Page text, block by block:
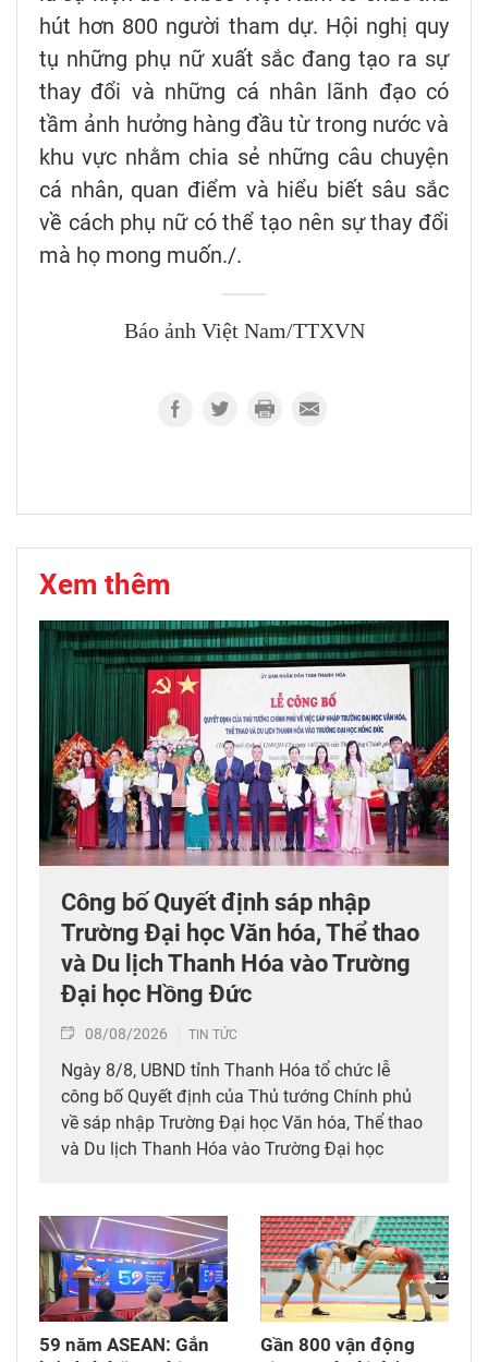
hút hơn 800 người tham dự. Hội nghị quy
tụ những phụ nữ xuất sắc đang tạo ra sự
thay đổi và những cá nhân lãnh đạo có
tầm ảnh hưởng hàng đầu từ trong nước và
khu vực nhằm chia sẻ những câu chuyện
cá nhân, quan điểm và hiểu biết sâu sắc
về cách phụ nữ có thể tạo nên sự thay đổi
mà họ mong muốn./.
Báo ảnh Việt Nam/TTXVN
Xem thêm
Công bố Quyết định sáp nhập
Trường Đại học Văn hóa, Thể thao
và Du lịch Thanh Hóa vào Trường
Đại học Hồng Đức
08/08/2026 TIN TỨC
Ngày 8/8, UBND tỉnh Thanh Hóa tổ chức lễ
công bố Quyết định của Thủ tướng Chính phủ
về sáp nhập Trường Đại học Văn hóa, Thể thao
và Du lịch Thanh Hóa vào Trường Đại học
59 năm ASEAN: Gắn
Gần 800 vận động